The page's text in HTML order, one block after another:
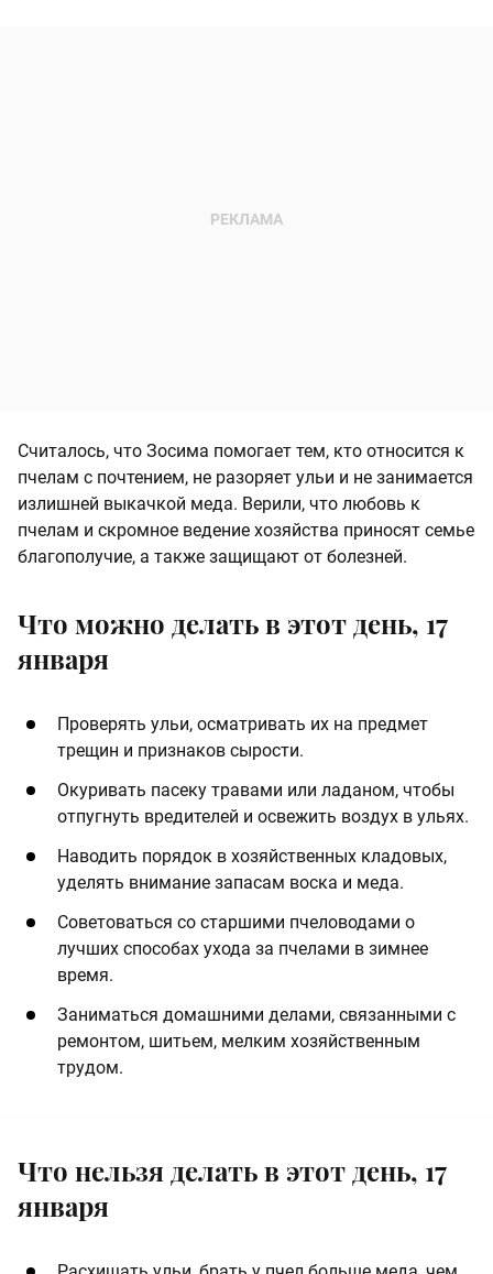
Считалось, что Зосима помогает тем, кто относится к
пчелам с почтением, не разоряет ульи и не занимается
излишней выкачкой меда. Верили, что любовь к
пчелам и скромное ведение хозяйства приносят семье
благополучие, а также защищают от болезней.
Что можно делать в этот день, 17
января
Проверять ульи, осматривать их на предмет
трещин и признаков сырости.
Окуривать пасеку травами или ладаном, чтобы
отпугнуть вредителей и освежить воздух в ульях.
Наводить порядок в хозяйственных кладовых,
уделять внимание запасам воска и меда.
Советоваться со старшими пчеловодами о
лучших способах ухода за пчелами в зимнее
время.
Заниматься домашними делами, связанными с
ремонтом, шитьем, мелким хозяйственным
трудом.
Что нельзя делать в этот день, 17
января